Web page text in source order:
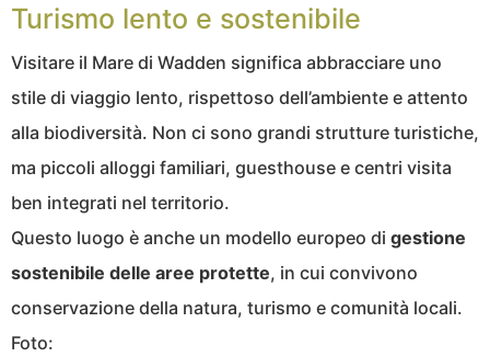
Turismo lento e sostenibile
Visitare il Mare di Wadden significa abbracciare uno
stile di viaggio lento, rispettoso dell’ambiente e attento
alla biodiversità. Non ci sono grandi strutture turistiche,
ma piccoli alloggi familiari, guesthouse e centri visita
ben integrati nel territorio.
Questo luogo è anche un modello europeo di gestione
sostenibile delle aree protette, in cui convivono
conservazione della natura, turismo e comunità locali.
Foto: